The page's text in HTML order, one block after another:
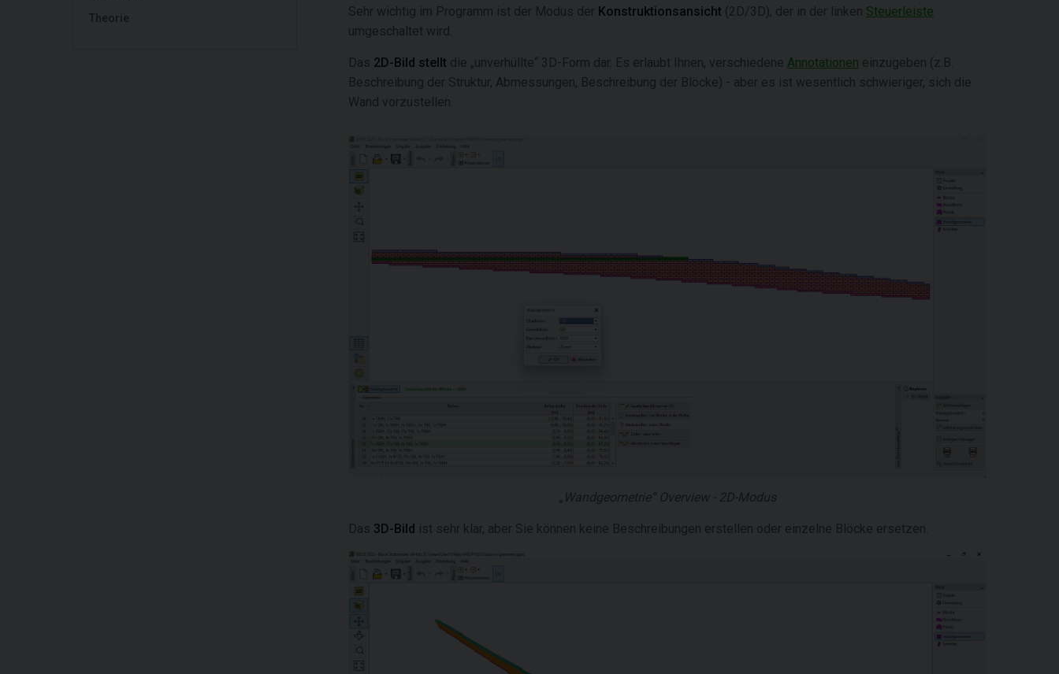
Theorie
Sehr wichtig im Programm ist der Modus der Konstruktionsansicht (2D/3D), der in der linken Steuerleiste
umgeschaltet wird.
Das 2D-Bild stellt die „unverhüllte“ 3D-Form dar. Es erlaubt Ihnen, verschiedene Annotationen einzugeben (z.B.
Beschreibung der Struktur, Abmessungen, Beschreibung der Blöcke) - aber es ist wesentlich schwieriger, sich die
Wand vorzustellen.
„Wandgeometrie“ Overview - 2D-Modus
Das 3D-Bild ist sehr klar, aber Sie können keine Beschreibungen erstellen oder einzelne Blöcke ersetzen.